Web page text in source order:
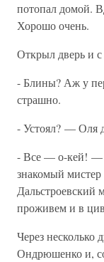
потопал домой.
Хорошо очень.
Открыл дверь и с
- Блины? Аж у
страшно.
- Устоял? — Оля
- Все — о-кей! —
знакомый
Дальстроевский
проживем и в
Через несколько
Ондрюшенко и, со